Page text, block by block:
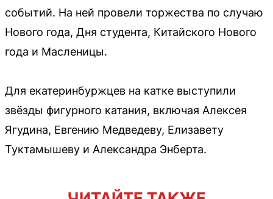
событий. На ней провели торжества по случаю
Нового года, Дня студента, Китайского Нового
года и Масленицы.
Для екатеринбуржцев на катке выступили
звёзды фигурного катания, включая Алексея
Ягудина, Евгению Медведеву, Елизавету
Туктамышеву и Александра Энберта.